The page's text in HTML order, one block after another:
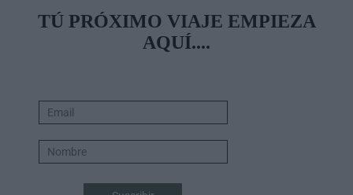
TÚ PRÓXIMO VIAJE EMPIEZA
AQUÍ....